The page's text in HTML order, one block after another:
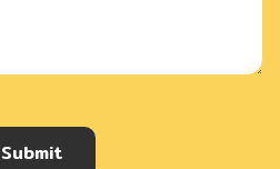
Submit